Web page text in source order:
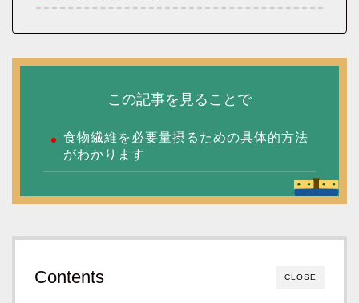
この記事を見ることで
食物繊維を必要量摂るための具体的方法
がわかります
CLOSE
Contents